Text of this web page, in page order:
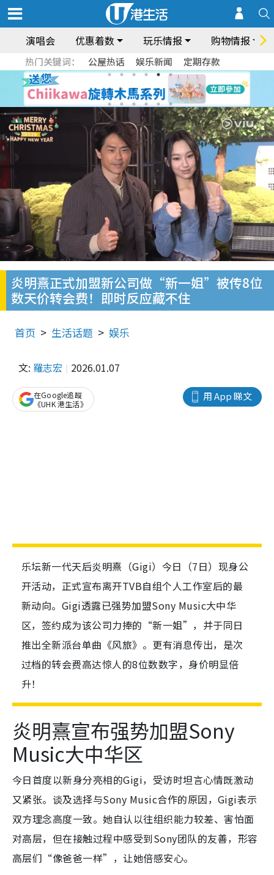
演唱会 优惠着数 玩乐情报 购物情报
热门关键词： 公屋热话 娱乐新闻 定期存款
炎明熹正式加盟新公司做“新一姐”被传8位
数天价转会费！即时反应藏不住
首页 生活话题 娱乐
文: 羅志宏 2026.01.07
用 App 睇文
在Google追蹤
《UHK 港生活》
乐坛新一代天后炎明熹（Gigi）今日（7日）现身公
开活动，正式宣布离开TVB自组个人工作室后的最
新动向。Gigi透露已强势加盟Sony Music大中华
区，签约成为该公司力捧的“新一姐”，并于同日
推出全新派台单曲《风旅》。更有消息传出，是次
过档的转会费高达惊人的8位数数字，身价明显倍
升！
炎明熹宣布强势加盟Sony
Music大中华区
今日首度以新身分亮相的Gigi，受访时坦言心情既激动
又紧张。谈及选择与Sony Music合作的原因，Gigi表示
双方理念高度一致。她自认以往组织能力较差、害怕面
对高层，但在接触过程中感受到Sony团队的友善，形容
高层们“像爸爸一样”，让她倍感安心。